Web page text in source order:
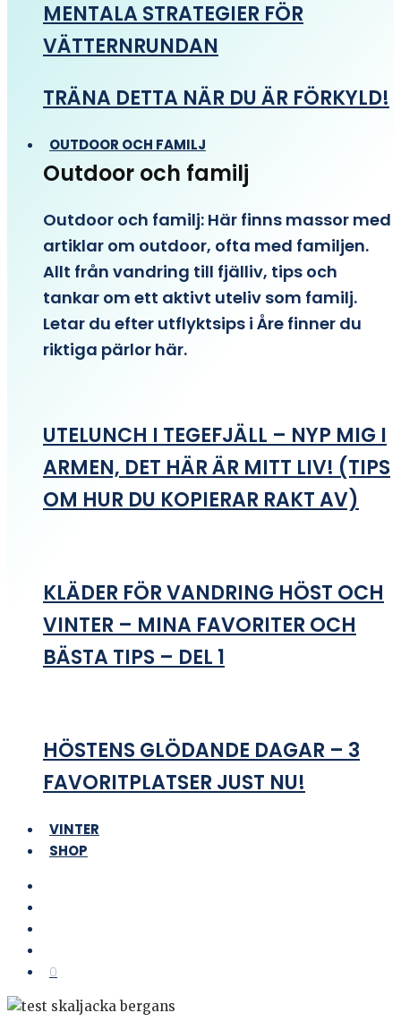
MENTALA STRATEGIER FÖR
VÄTTERNRUNDAN
TRÄNA DETTA NÄR DU ÄR FÖRKYLD!
OUTDOOR OCH FAMILJ
Outdoor och familj
Outdoor och familj: Här finns massor med
artiklar om outdoor, ofta med familjen.
Allt från vandring till fjälliv, tips och
tankar om ett aktivt uteliv som familj.
Letar du efter utflyktsips i Åre finner du
riktiga pärlor här.
UTELUNCH I TEGEFJÄLL – NYP MIG I
ARMEN, DET HÄR ÄR MITT LIV! (TIPS
OM HUR DU KOPIERAR RAKT AV)
KLÄDER FÖR VANDRING HÖST OCH
VINTER – MINA FAVORITER OCH
BÄSTA TIPS – DEL 1
HÖSTENS GLÖDANDE DAGAR – 3
FAVORITPLATSER JUST NU!
VINTER
SHOP
0